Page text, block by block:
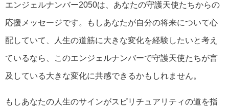
エンジェルナンバー2050は、あなたの守護天使たちからの
応援メッセージです。もしあなたが自分の将来について心
配していて、人生の道筋に大きな変化を経験したいと考え
ているなら、このエンジェルナンバーで守護天使たちが言
及している大きな変化に共感できるかもしれません。
もしあなたの人生のサインがスピリチュアリティの道を指